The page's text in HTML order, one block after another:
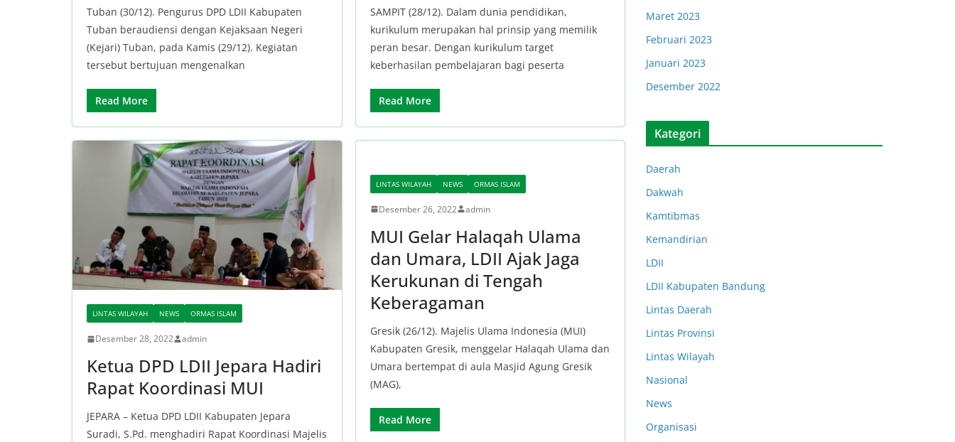
Tuban (30/12). Pengurus DPD LDII Kabupaten
Tuban beraudiensi dengan Kejaksaan Negeri
(Kejari) Tuban, pada Kamis (29/12). Kegiatan
tersebut bertujuan mengenalkan
Read More
SAMPIT (28/12). Dalam dunia pendidikan,
kurikulum merupakan hal prinsip yang memilik
peran besar. Dengan kurikulum target
keberhasilan pembelajaran bagi peserta
Read More
LINTAS WILAYAH NEWS ORMAS ISLAM
Desember 28, 2022 admin
Ketua DPD LDII Jepara Hadiri
Rapat Koordinasi MUI
JEPARA – Ketua DPD LDII Kabupaten Jepara
Suradi, S.Pd. menghadiri Rapat Koordinasi Majelis
LINTAS WILAYAH NEWS ORMAS ISLAM
Desember 26, 2022 admin
MUI Gelar Halaqah Ulama
dan Umara, LDII Ajak Jaga
Kerukunan di Tengah
Keberagaman
Gresik (26/12). Majelis Ulama Indonesia (MUI)
Kabupaten Gresik, menggelar Halaqah Ulama dan
Umara bertempat di aula Masjid Agung Gresik
(MAG),
Read More
Maret 2023
Februari 2023
Januari 2023
Desember 2022
Kategori
Daerah
Dakwah
Kamtibmas
Kemandirian
LDII
LDII Kabupaten Bandung
Lintas Daerah
Lintas Provinsi
Lintas Wilayah
Nasional
News
Organisasi